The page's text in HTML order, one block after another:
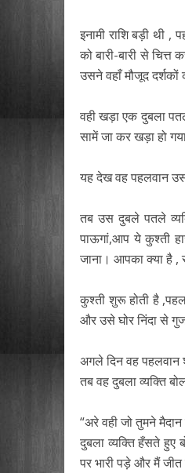
इनामी राशि बड़ी थी
को बारी-बारी से
उसने वहाँ मौजूद दर्शकों
वही खड़ा एक दुबला
सामें जा कर खड़ा हो
यह देख वह पहलवान
तब उस दुबले पतले
पाऊगां,आप ये कुश्ती
जाना। आपका क्या है ,
कुश्ती शुरू होती है
और उसे घोर निंदा से
अगले दिन वह पहलवान
तब वह दुबला व्यक्ति
“अरे वही जो तुमने
दुबला व्यक्ति हँसते हुए
पर भारी पड़े और मैं जीत